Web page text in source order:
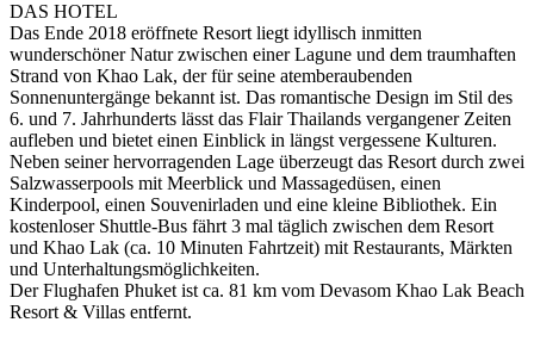
DAS HOTEL
Das Ende 2018 eröffnete Resort liegt idyllisch inmitten
wunderschöner Natur zwischen einer Lagune und dem traumhaften
Strand von Khao Lak, der für seine atemberaubenden
Sonnenuntergänge bekannt ist. Das romantische Design im Stil des
6. und 7. Jahrhunderts lässt das Flair Thailands vergangener Zeiten
aufleben und bietet einen Einblick in längst vergessene Kulturen.
Neben seiner hervorragenden Lage überzeugt das Resort durch zwei
Salzwasserpools mit Meerblick und Massagedüsen, einen
Kinderpool, einen Souvenirladen und eine kleine Bibliothek. Ein
kostenloser Shuttle-Bus fährt 3 mal täglich zwischen dem Resort
und Khao Lak (ca. 10 Minuten Fahrtzeit) mit Restaurants, Märkten
und Unterhaltungsmöglichkeiten.
Der Flughafen Phuket ist ca. 81 km vom Devasom Khao Lak Beach
Resort & Villas entfernt.